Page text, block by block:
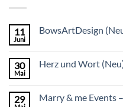
11
Juni
BowsArtDesign
30
Mai
Herz und Wort
29 Marry & me Events